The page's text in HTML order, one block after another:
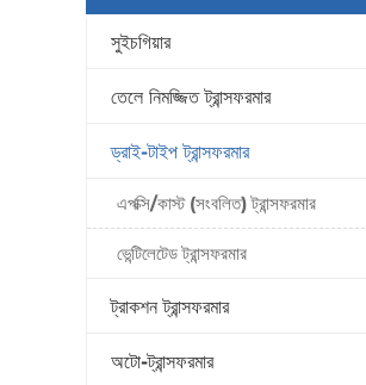
সুইচগিয়ার
তেলে নিমজ্জিত ট্রান্সফরমার
ড্রাই-টাইপ ট্রান্সফরমার
এপক্সি/কাস্ট (সংবলিত) ট্রান্সফরমার
ভেন্টিলেটেড ট্রান্সফরমার
ট্রাকশন ট্রান্সফরমার
অটো-ট্রান্সফরমার